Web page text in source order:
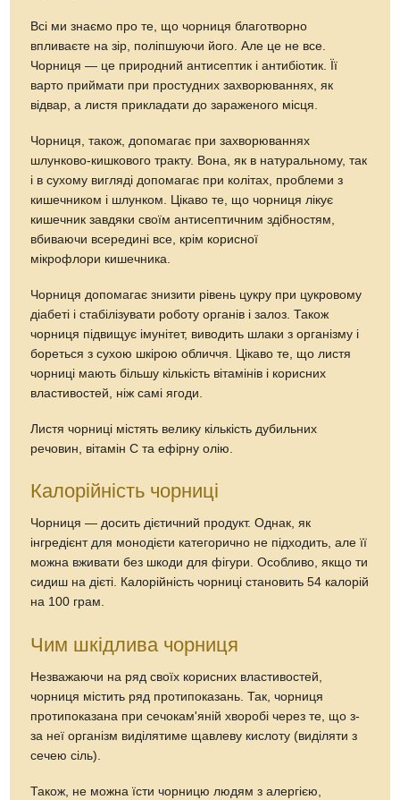
Всі ми знаємо про те, що чорниця благотворно
впливаєте на зір, поліпшуючи його. Але це не все.
Чорниця — це природний антисептик і антибіотик. Її
варто приймати при простудних захворюваннях, як
відвар, а листя прикладати до зараженого місця.
Чорниця, також, допомагає при захворюваннях
шлунково-кишкового тракту. Вона, як в натуральному, так
і в сухому вигляді допомагає при колітах, проблеми з
кишечником і шлунком. Цікаво те, що чорниця лікує
кишечник завдяки своїм антисептичним здібностям,
вбиваючи всередині все, крім корисної
мікрофлори кишечника.
Чорниця допомагає знизити рівень цукру при цукровому
діабеті і стабілізувати роботу органів і залоз. Також
чорниця підвищує імунітет, виводить шлаки з організму і
бореться з сухою шкірою обличчя. Цікаво те, що листя
чорниці мають більшу кількість вітамінів і корисних
властивостей, ніж самі ягоди.
Листя чорниці містять велику кількість дубильних
речовин, вітамін С та ефірну олію.
Калорійність чорниці
Чорниця — досить дієтичний продукт. Однак, як
інгредієнт для монодієти категорично не підходить, але її
можна вживати без шкоди для фігури. Особливо, якщо ти
сидиш на дієті. Калорійність чорниці становить 54 калорій
на 100 грам.
Чим шкідлива чорниця
Незважаючи на ряд своїх корисних властивостей,
чорниця містить ряд протипоказань. Так, чорниця
протипоказана при сечокам'яній хворобі через те, що з-
за неї організм виділятиме щавлеву кислоту (виділяти з
сечею сіль).
Також, не можна їсти чорницю людям з алергією,